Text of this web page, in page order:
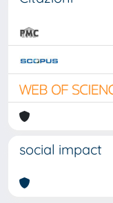
social impact